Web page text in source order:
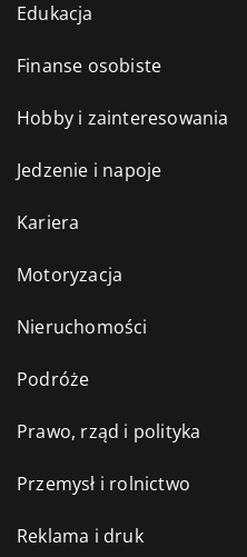
Edukacja
Finanse osobiste
Hobby i zainteresowania
Jedzenie i napoje
Kariera
Motoryzacja
Nieruchomości
Podróże
Prawo, rząd i polityka
Przemysł i rolnictwo
Reklama i druk